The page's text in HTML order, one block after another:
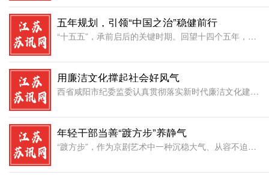
五年规划，引领“中国之治”稳健前行
“十五五”，承前启后的关键时期。回望十四个五年，展望新的五年，眺望伟大复兴的航程，我们更能深刻理解“中国之制”的巨大优势，更能深刻感受“中国之治”的强大效能。五年规划，恰似一部厚重的奋进史诗，字里行间
用廉洁文化撑起社会好风气
西省咸阳市纪委监委认真贯彻落实新时代廉洁文化建设要求，探究红色革命文化与廉洁文化的内在关联，通过深入挖掘马栏革命纪念馆、安吴青年训练班纪念馆等本地红色资源中的廉洁元素，系统梳理革命故事里的清廉理念，推
年轻干部当善“踱方步”养静气
“踱方步”，作为京剧艺术中一种沉稳大气、从容不迫的舞台步法，不仅是艺术程式，更是东方智慧与中华气度的鲜活呈现。它象征着举重若轻的定力与“运筹帷幄之中，决胜千里之外”的深远谋略。习近平总书记曾引用陈云同